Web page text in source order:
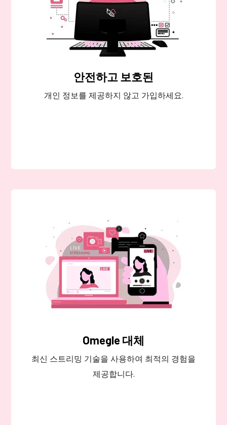
안전하고 보호된
개인 정보를 제공하지 않고 가입하세요.
Omegle 대체
최신 스트리밍 기술을 사용하여 최적의 경험을
제공합니다.